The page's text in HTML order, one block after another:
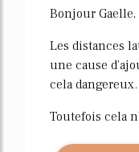
Bonjour Gaelle,
Les distances
une cause
cela dangereux.
Toutefois cela